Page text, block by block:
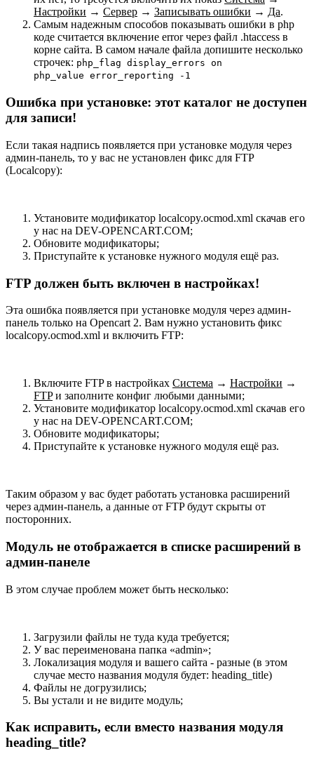
Настройки → Сервер → Записывать ошибки → Да.
Самым надежным способов показывать ошибки в php
коде считается включение error через файл .htaccess в
корне сайта. В самом начале файла допишите несколько
строчек: php_flag display_errors on
php_value error_reporting -1
Ошибка при установке: этот каталог не доступен
для записи!
Если такая надпись появляется при установке модуля через
админ-панель, то у вас не установлен фикс для FTP
(Localcopy):
Установите модификатор localcopy.ocmod.xml скачав его
у нас на DEV-OPENCART.COM;
Обновите модификаторы;
Приступайте к установке нужного модуля ещё раз.
FTP должен быть включен в настройках!
Эта ошибка появляется при установке модуля через админ-
панель только на Opencart 2. Вам нужно установить фикс
localcopy.ocmod.xml и включить FTP:
Включите FTP в настройках Система → Настройки →
FTPи заполните конфиг любыми данными;
Установите модификатор localcopy.ocmod.xml скачав его
у нас на DEV-OPENCART.COM;
Обновите модификаторы;
Приступайте к установке нужного модуля ещё раз.
Таким образом у вас будет работать установка расширений
через админ-панель, а данные от FTP будут скрыты от
посторонних.
Модуль не отображается в списке расширений в
админ-панеле
В этом случае проблем может быть несколько:
Загрузили файлы не туда куда требуется;
У вас переименована папка «admin»;
Локализация модуля и вашего сайта - разные (в этом
случае место названия модуля будет: heading_title)
Файлы не догрузились;
Вы устали и не видите модуль;
Как исправить, если вместо названия модуля
heading_title?